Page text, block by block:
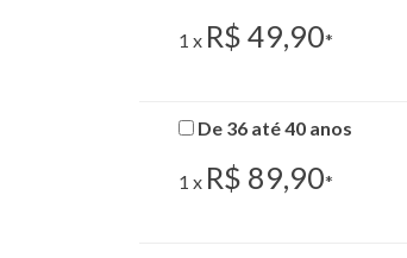
1 x R$ 49,90*
De 36 até 40 anos
1 x R$ 89,90*